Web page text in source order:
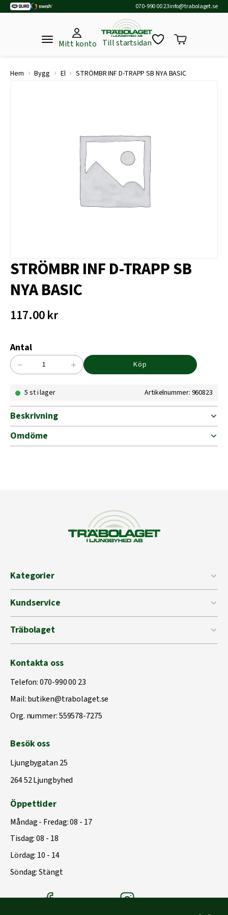
070-990 00 23info@trabolaget.se
Mitt konto Till startsidan
Hem › Bygg › El › STRÖMBR INF D-TRAPP SB NYA BASIC
STRÖMBR INF D-TRAPP SB
NYA BASIC
117.00kr
Antal
STRÖMBR
D-
SB
BASIC
mängd
− + Köp
5 st i lager Artikelnummer: 960823
Beskrivning
Omdöme
Kategorier
Kundservice
Träbolaget
Kontakta oss
Telefon:070-990 00 23
Mail:butiken@trabolaget.se
Org. nummer: 559578-7275
Besök oss
Ljungbygatan 25
264 52 Ljungbyhed
Öppettider
Måndag - Fredag: 08 - 17
Tisdag: 08 - 18
Lördag: 10 - 14
Söndag: Stängt